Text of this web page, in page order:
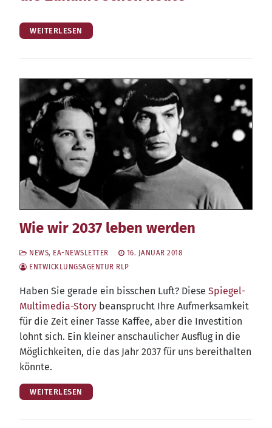
WEITERLESEN
Wie wir 2037 leben werden
NEWS, EA-NEWSLETTER
16. JANUAR 2018
ENTWICKLUNGSAGENTUR RLP
Haben Sie gera­de ein biss­chen Luft? Die­se Spie­gel-
Mul­ti­me­dia-Sto­ry bean­sprucht Ihre Auf­merk­sam­keit
für die Zeit einer Tas­se Kaf­fee, aber die Inves­ti­ti­on
lohnt sich. Ein klei­ner anschau­li­cher Aus­flug in die
Mög­lich­kei­ten, die das Jahr 2037 für uns bereit­hal­ten
könnte.
WEITERLESEN